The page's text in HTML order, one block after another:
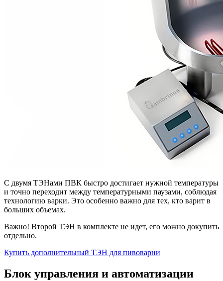
С двумя ТЭНами ПВК быстро достигает нужной температуры
и точно переходит между температурными паузами, соблюдая
технологию варки. Это особенно важно для тех, кто варит в
больших объемах.
Важно! Второй ТЭН в комплекте не идет, его можно докупить
отдельно.
Купить дополнительный ТЭН для пивоварни
Блок управления и автоматизации